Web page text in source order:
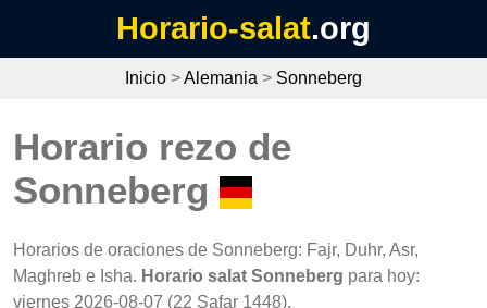
Horario-salat.org
Inicio >Alemania > Sonneberg
Horario rezo de
Sonneberg
Horarios de oraciones de Sonneberg: Fajr, Duhr, Asr,
Maghreb e Isha. Horario salat Sonneberg para hoy:
viernes 2026-08-07 (22 Safar 1448).